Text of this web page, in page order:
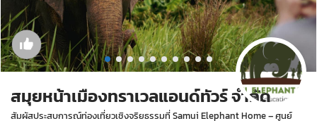
t
i
o
n
สมุยหน้าเมืองทราเวลแอนด์ทัวร์ จำกัด
สัมผัสประสบการณ์ท่องเที่ยวเชิงจริยธรรมที่ Samui Elephant Home – ศูนย์